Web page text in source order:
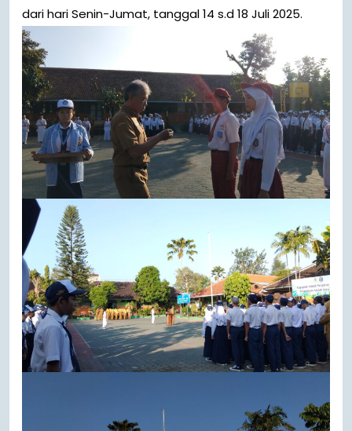
dari hari Senin-Jumat, tanggal 14 s.d 18 Juli 2025.